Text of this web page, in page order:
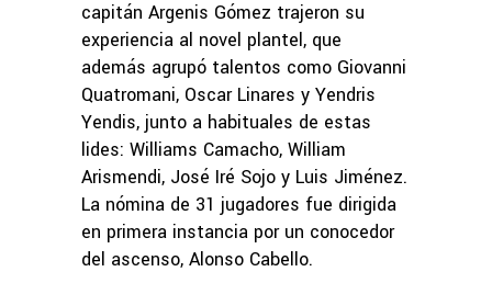
capitán Argenis Gómez trajeron su
experiencia al novel plantel, que
además agrupó talentos como Giovanni
Quatromani, Oscar Linares y Yendris
Yendis, junto a habituales de estas
lides: Williams Camacho, William
Arismendi, José Iré Sojo y Luis Jiménez.
La nómina de 31 jugadores fue dirigida
en primera instancia por un conocedor
del ascenso, Alonso Cabello.